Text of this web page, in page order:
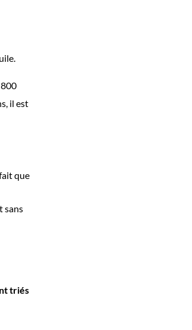
il est
que
sans
triés